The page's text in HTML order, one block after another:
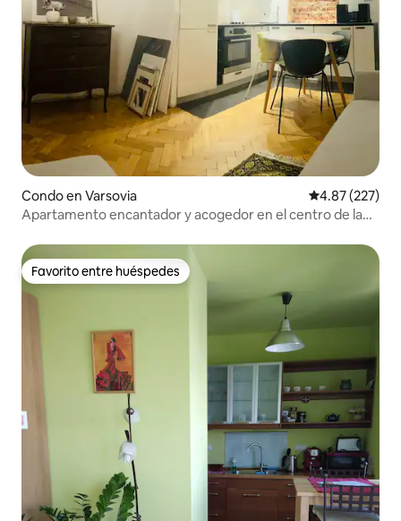
Condo en Varsovia Calificación
4.87 (227)
Apartamento encantador y acogedor en el centro de la
Favorito entre huéspedes
Favorito entre huéspedes